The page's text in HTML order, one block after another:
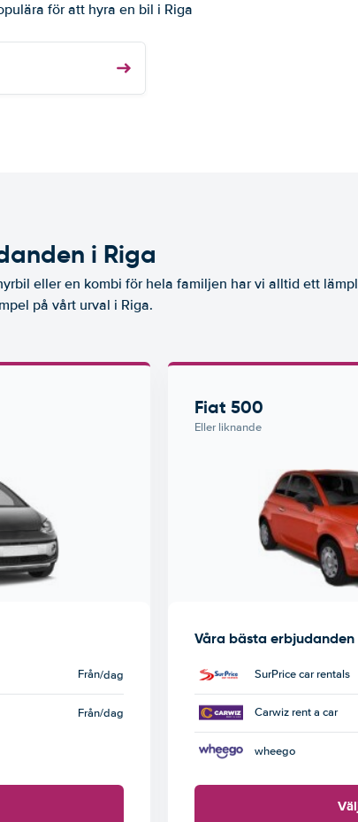
för att hyra en bil i Riga
i Riga
eller en kombi för hela familjen har vi alltid ett
på vårt urval i Riga.
Från/dag
Från/dag
Fiat 500
Eller liknande
Våra bästa erbjudanden
SurPrice car rentals
Carwiz rent a car
wheego